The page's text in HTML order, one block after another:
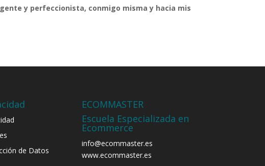
y perfeccionista, conmigo misma y hacia mis
de Datos
ECOMMASTER
Escuela Especializada en
Ecommerce
info@ecommaster.es
www.ecommaster.es